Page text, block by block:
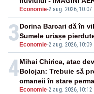
Economie-2 aug. 2026, 10:07
3 Economie-2 aug. 2026, 10:09
Dorina Barcari dă în
Sumele uriașe
4
Economie-2 aug. 2026, 10:12
Mihai Chirica, atac
Bolojan: Trebuie să
omaneii în stare